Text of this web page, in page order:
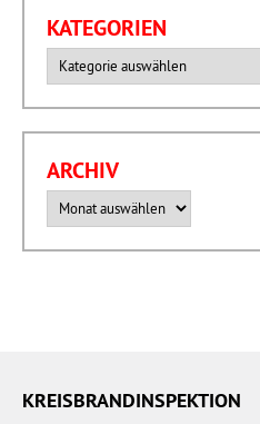
KATEGORIEN
ARCHIV
KREISBRANDINSPEKTION